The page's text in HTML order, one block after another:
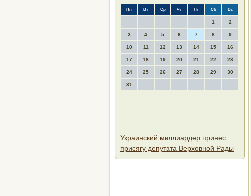
Пн Вт Ср Чт Пт Сб Вс
1 2
3 4 5 6 7 8 9
10 11 12 13 14 15 16
17 18 19 20 21 22 23
24 25 26 27 28 29 30
31
Украинский миллиардер принес
присягу депутата Верховной Рады